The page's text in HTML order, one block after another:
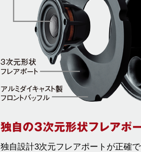
独自設計3次元フレアポートが正確